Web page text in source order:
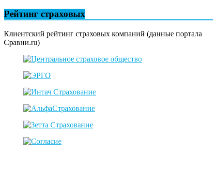
Рейтинг страховых
Клиентский рейтинг страховых компаний (данные портала
Сравни.ru)